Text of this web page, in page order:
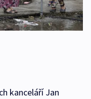
kanceláří Jan